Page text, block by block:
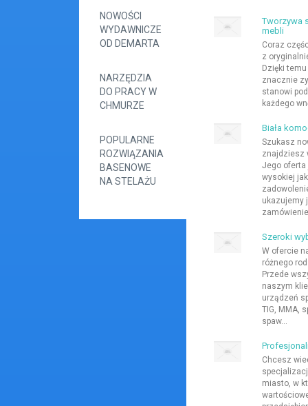
NOWOŚCI
WYDAWNICZE
OD DEMARTA
NARZĘDZIA
DO PRACY W
CHMURZE
POPULARNE
ROZWIĄZANIA
BASENOWE
NA STELAŻU
Tworzywa
mebli
Coraz
z
Dzięki
znacznie
stanowi
każdego
Biała
Szukasz
znajdziesz
Jego oferta
wysokiej
ukazujemy
Szeroki
W ofercie
różnego
Przede
naszym
urządzeń
TIG, MMA,
spaw...
Chcesz
miasto, w